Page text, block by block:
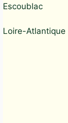
Escoublac
Loire-Atlantique